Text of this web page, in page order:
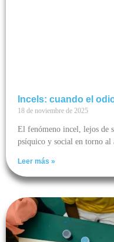
Incels: cuando el
18 de noviembre de 2025
El fenómeno incel, lejos de
psíquico y social en torno al
Leer más »